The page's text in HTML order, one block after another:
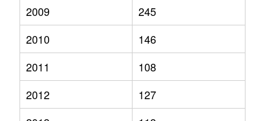
2009
245
2010
146
2011
108
2012
127